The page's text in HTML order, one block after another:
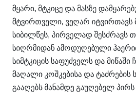
მყარი, მტკიცე და მასზე
მტვირთველი, ვეღარ იტვირთავს
სიბილწეს, პირველად შესძრავს
სიღრმიდან ამოდუღებული
სიმტკიცის საფუძველს და მიწაში
მაღალი კოშკებისა და ტაძრების
გააღებს მანამდე გაუღებელ